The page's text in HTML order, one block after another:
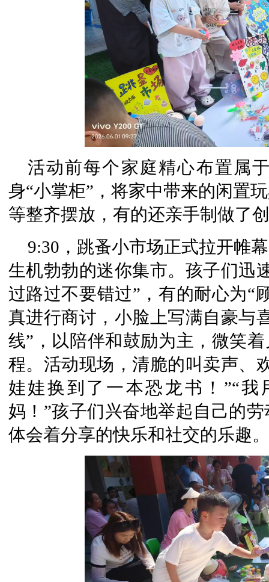
活动前每个家庭精心布置属
身“小掌柜”，将家中带来的闲置
等整齐摆放，有的还亲手制做了
9:30，跳蚤小市场正式拉开帷
生机勃勃的迷你集市。孩子们迅
过路过不要错过”，有的耐心为“
真进行商讨，小脸上写满自豪与
线”，以陪伴和鼓励为主，微笑
程。活动现场，清脆的叫卖声、
娃娃换到了一本恐龙书！”“
妈！”孩子们兴奋地举起自己的
体会着分享的快乐和社交的乐趣。